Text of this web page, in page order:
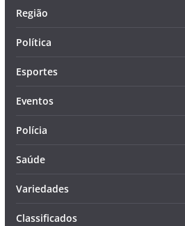
Região
Política
Esportes
Eventos
Polícia
Saúde
Variedades
Classificados